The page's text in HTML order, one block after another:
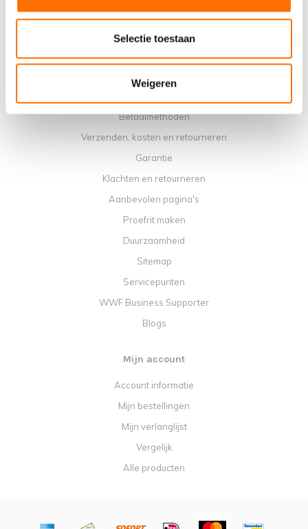
Selectie toestaan
Weigeren
Agenda werkplaats
Handleidingen
Betaalmethoden
Verzenden, kosten en retourneren
Garantie
Klachten en retourneren
Aanbevolen pagina's
Proefrit maken
Duurzaamheid
Sitemap
Servicepunten
WWF Business Supporter
Blogs
Mijn account
Account informatie
Mijn bestellingen
Mijn verlanglijst
Vergelijk
Alle producten